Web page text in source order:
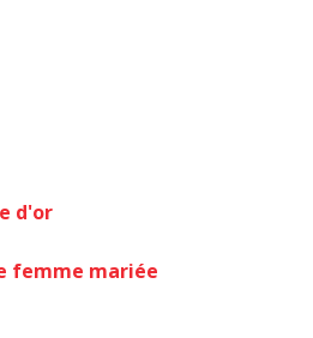
d'or
femme mariée